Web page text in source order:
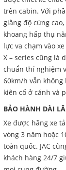
trên cabin. Với
giằng độ cứng
khoang hấp thụ
lực va chạm vào
X – series cũng là
chuẩn thí nghiệm
60km/h vẫn
kiên cố ở cánh và
BẢO HÀNH DÀI
Xe được hãng xe
vòng 3 năm hoặc
toàn quốc. JAC
khách hàng 24/7